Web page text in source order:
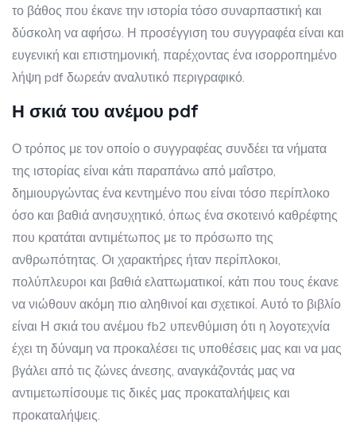
το βάθος που έκανε την ιστορία τόσο συναρπαστική και
δύσκολη να αφήσω. Η προσέγγιση του συγγραφέα είναι και
ευγενική και επιστημονική, παρέχοντας ένα ισορροπημένο
λήψη pdf δωρεάν αναλυτικό περιγραφικό.
Η σκιά του ανέμου pdf
Ο τρόπος με τον οποίο ο συγγραφέας συνδέει τα νήματα
της ιστορίας είναι κάτι παραπάνω από μαΐστρο,
δημιουργώντας ένα κεντημένο που είναι τόσο περίπλοκο
όσο και βαθιά ανησυχητικό, όπως ένα σκοτεινό καθρέφτης
που κρατάται αντιμέτωπος με το πρόσωπο της
ανθρωπότητας. Οι χαρακτήρες ήταν περίπλοκοι,
πολύπλευροι και βαθιά ελαττωματικοί, κάτι που τους έκανε
να νιώθουν ακόμη πιο αληθινοί και σχετικοί. Αυτό το βιβλίο
είναι Η σκιά του ανέμου fb2 υπενθύμιση ότι η λογοτεχνία
έχει τη δύναμη να προκαλέσει τις υποθέσεις μας και να μας
βγάλει από τις ζώνες άνεσης, αναγκάζοντάς μας να
αντιμετωπίσουμε τις δικές μας προκαταλήψεις και
προκαταλήψεις.